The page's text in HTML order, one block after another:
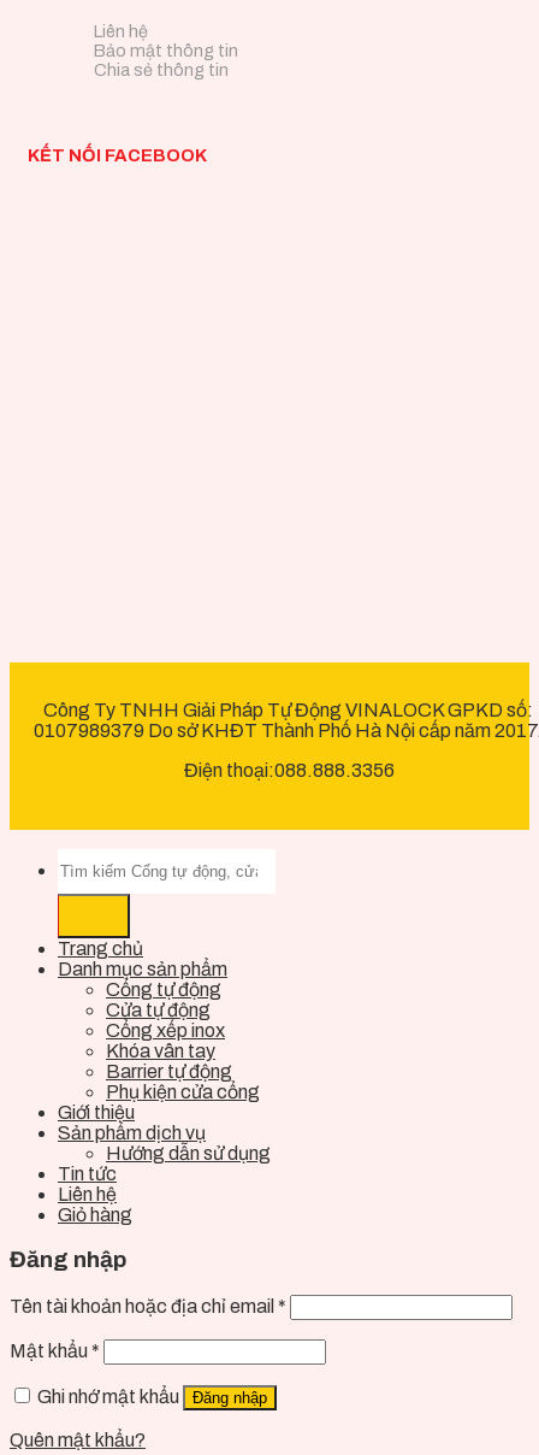
Liên hệ
Bảo mật thông tin
Chia sẻ thông tin
KẾT NỐI FACEBOOK
Công Ty TNHH Giải Pháp Tự Động VINALOCK GPKD số:
0107989379 Do sở KHĐT Thành Phố Hà Nội cấp năm
Điện thoại:088.888.3356
Trang chủ
Danh mục sản phẩm
Cổng tự động
Cửa tự động
Cổng xếp inox
Khóa vân tay
Barrier tự động
Phụ kiện cửa cổng
Giới thiệu
Sản phẩm dịch vụ
Hướng dẫn sử dụng
Tin tức
Liên hệ
Giỏ hàng
Đăng nhập
Tên tài khoản hoặc địa chỉ email *
Mật khẩu *
Ghi nhớ mật khẩu Đăng nhập
Quên mật khẩu?